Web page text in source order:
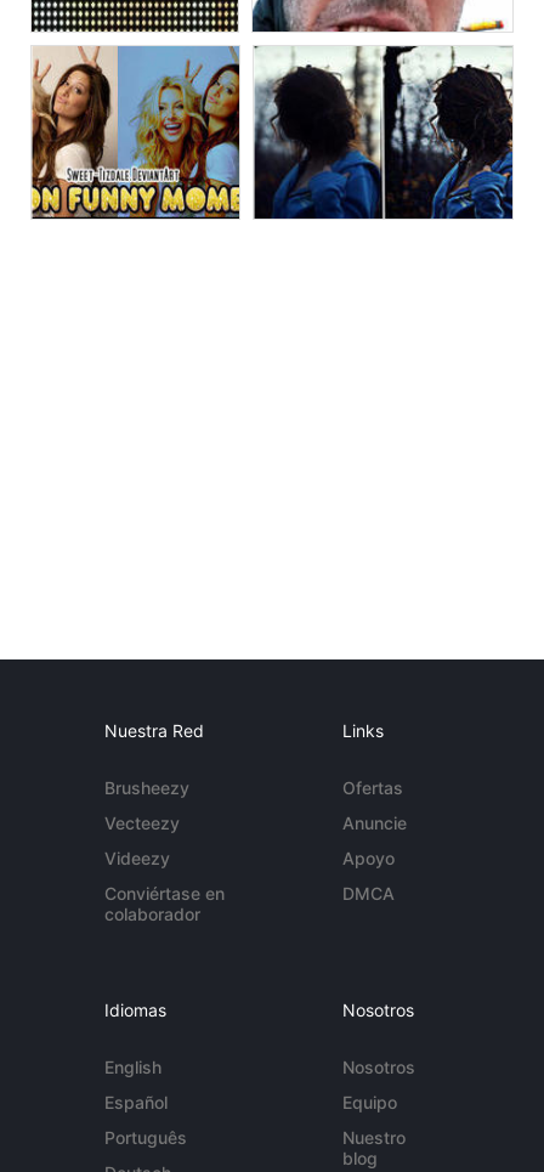
Nuestra Red
Brusheezy
Vecteezy
Videezy
Conviértase en
colaborador
Links
Ofertas
Anuncie
Apoyo
DMCA
Idiomas
English
Español
Português
Nosotros
Nosotros
Equipo
Nuestro
blog